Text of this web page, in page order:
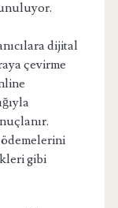
dijital
çevirme
gibi